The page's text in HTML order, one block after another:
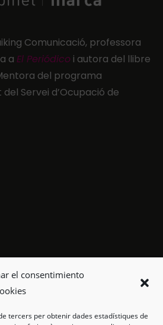
el consentimiento
tercers per obtenir dades estadístiques de
Comunicació, professora
a El Periódico i autora del llibre
del programa
Servei d’Ocupació de